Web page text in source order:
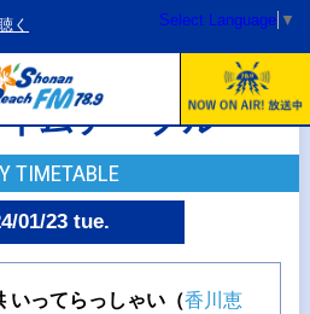
く Select Language ▼
ムテーブル
TIMETABLE
01/23 tue.
いってらっしゃい（香川恵